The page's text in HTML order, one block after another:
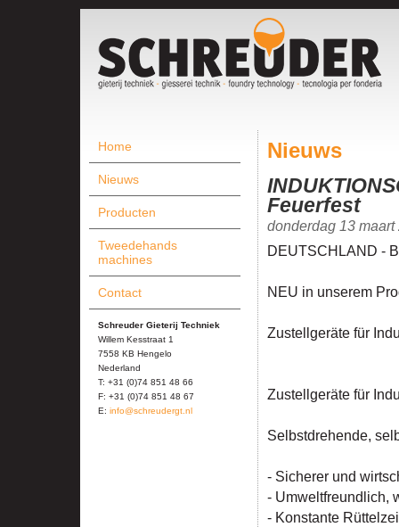
Home
Nieuws
Producten
Tweedehands
machines
Contact
Schreuder Gieterij Techniek
Willem Kesstraat 1
7558 KB Hengelo
Nederland
T: +31 (0)74 851 48 66
F: +31 (0)74 851 48 67
E: info@schreudergt.nl
Nieuws
Feuerfest
donderdag 13 maart
DEUTSCHLAND -
NEU in unserem
Zustellgeräte für
Zustellgeräte für
Selbstdrehende,
- Sicherer und
- Umweltfreundlich,
- Konstante